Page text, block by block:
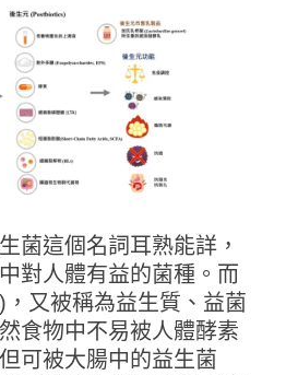
菌這個名詞耳熟能詳，
對人體有益的菌種。而
又被稱為益生質、益菌
食物中不易被人體酵素
可被大腸中的益生菌